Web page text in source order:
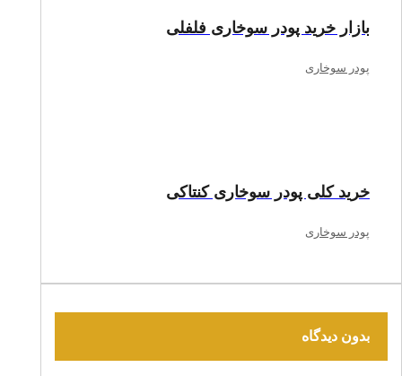
بازار خرید پودر سوخاری فلفلی
پودر سوخاری
خرید کلی پودر سوخاری کنتاکی
پودر سوخاری
بدون دیدگاه